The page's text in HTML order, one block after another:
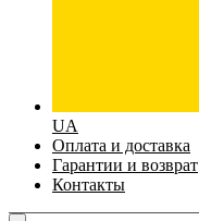
UA
Оплата и доставка
Гарантии и возврат
Контакты